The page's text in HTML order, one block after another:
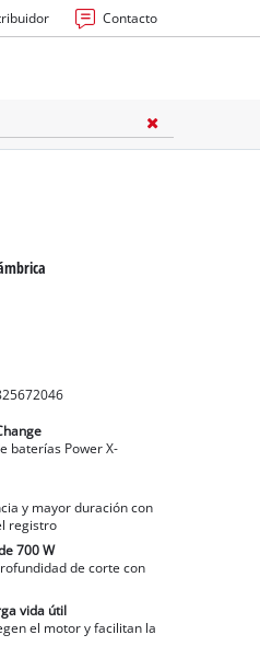
Contacto
baterías Power X-
y mayor duración con
registro
700 W
de corte con
vida útil
el motor y facilitan la